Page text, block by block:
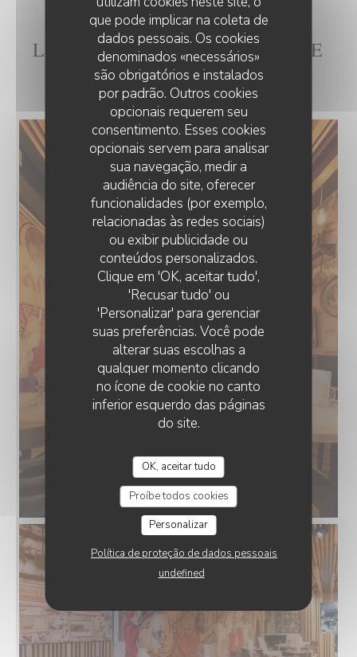
que pode implicar na coleta de
dados pessoais. Os cookies
denominados «necessários»
são obrigatórios e instalados
por padrão. Outros cookies
opcionais requerem seu
consentimento. Esses cookies
opcionais servem para analisar
sua navegação, medir a
audiência do site, oferecer
funcionalidades (por exemplo,
relacionadas às redes sociais)
ou exibir publicidade ou
conteúdos personalizados.
Clique em 'OK, aceitar tudo',
'Recusar tudo' ou
'Personalizar' para gerenciar
suas preferências. Você pode
alterar suas escolhas a
qualquer momento clicando
no ícone de cookie no canto
inferior esquerdo das páginas
do site.
OK, aceitar tudo
Proíbe todos cookies
Personalizar
Política de proteção de dados pessoais
undefined
L'INTÉRIEUR DE LA CH'TITE
BRIGITTE
L'intérieur de la CH'TITE Brigitte 01
© @CHTITE_BRIGITTE